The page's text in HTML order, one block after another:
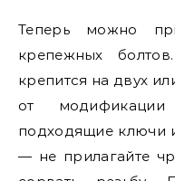
Теперь можно
крепежных
крепится на двух
от модификации
подходящие ключи
— не прилагайте